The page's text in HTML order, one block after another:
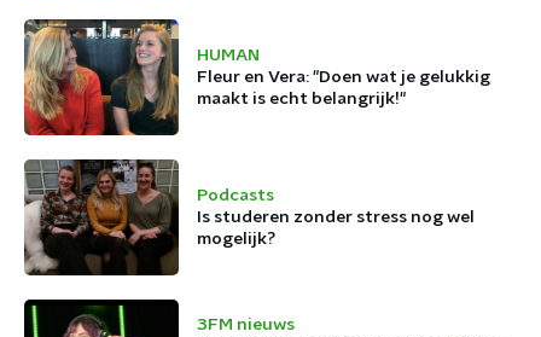
HUMAN
Fleur en Vera: "Doen wat je gelukkig
maakt is echt belangrijk!"
Podcasts
Is studeren zonder stress nog wel
mogelijk?
3FM nieuws